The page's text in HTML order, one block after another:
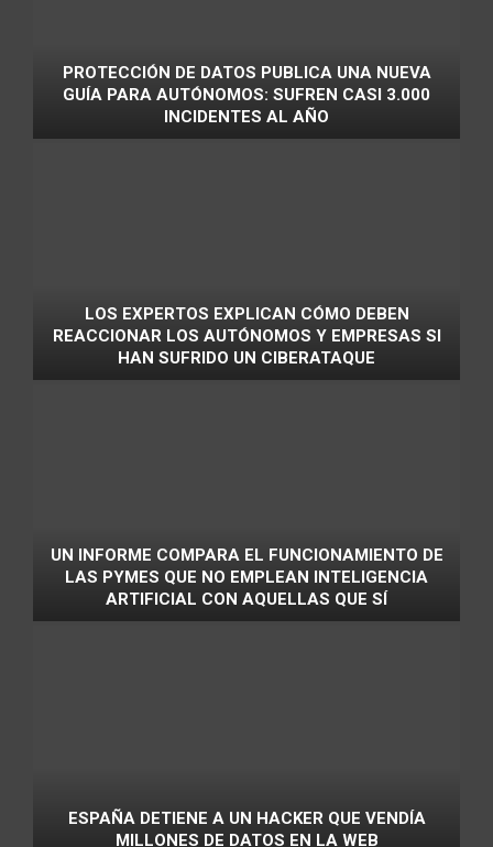
PROTECCIÓN DE DATOS PUBLICA UNA NUEVA
GUÍA PARA AUTÓNOMOS: SUFREN CASI 3.000
INCIDENTES AL AÑO
LOS EXPERTOS EXPLICAN CÓMO DEBEN
REACCIONAR LOS AUTÓNOMOS Y EMPRESAS SI
HAN SUFRIDO UN CIBERATAQUE
UN INFORME COMPARA EL FUNCIONAMIENTO DE
LAS PYMES QUE NO EMPLEAN INTELIGENCIA
ARTIFICIAL CON AQUELLAS QUE SÍ
ESPAÑA DETIENE A UN HACKER QUE VENDÍA
MILLONES DE DATOS EN LA WEB